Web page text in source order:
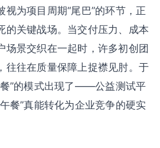
为项目周期“尾巴”的环节，正
的关键战场。当交付压力、成本
场景交织在一起时，许多初创团
往往在质量保障上捉襟见肘。于
”的模式出现了——公益测试平
餐”真能转化为企业竞争的硬实